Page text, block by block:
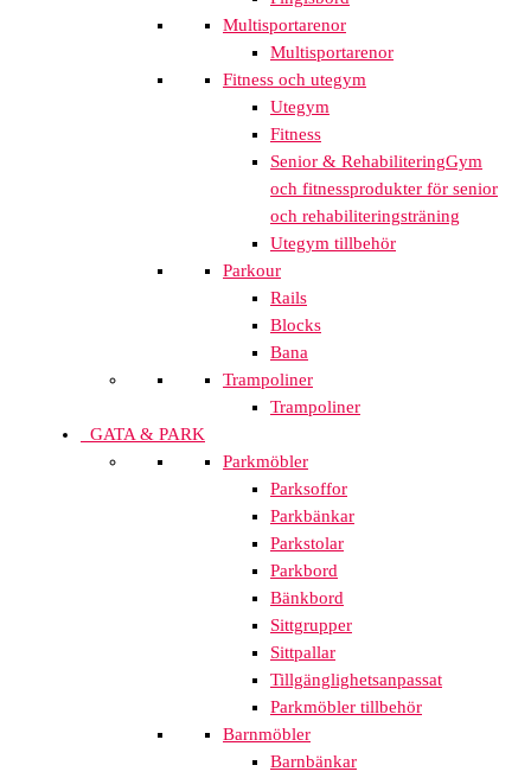
Multisportarenor
Multisportarenor
Fitness och utegym
Utegym
Fitness
Senior & RehabiliteringGym
och fitnessprodukter för senior
och rehabiliteringsträning
Utegym tillbehör
Parkour
Rails
Blocks
Bana
Trampoliner
Trampoliner
GATA & PARK
Parkmöbler
Parksoffor
Parkbänkar
Parkstolar
Parkbord
Bänkbord
Sittgrupper
Sittpallar
Tillgänglighetsanpassat
Parkmöbler tillbehör
Barnmöbler
Barnbänkar